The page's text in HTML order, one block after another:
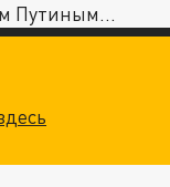
Путиным...